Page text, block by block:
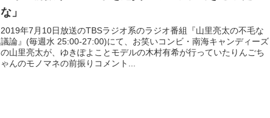
な」
2019年7月10日放送のTBSラジオ系のラジオ番組『山里亮太の不毛な
議論』(毎週水 25:00-27:00)にて、お笑いコンビ・南海キャンディーズ
の山里亮太が、ゆきぽよことモデルの木村有希が行っていたりんごち
ゃんのモノマネの前振りコメント...